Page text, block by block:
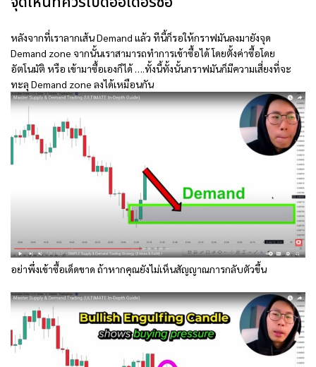
หลังจากที่เราลากเส้น Demand แล้ว ทีนี้ก็รอให้กราฟมันลงมายังจุด
Demand zone จากนั้นเราสามารถทำการเข้าซื้อได้ โดยตั้งค่าซื้อโดย
อัตโนมัติ หรือ เข้ามาซื้อเองก็ได้ ….ทั้งนี้ทั้งนั้นกราฟมันก็มีความเสี่ยงที่จะ
ทะลุ Demand zone ลงได้เหมือนกัน
อย่าพึ่งเข้าซื้อเด็ดขาด ถ้าหากคุณยังไม่เห็นสัญญาณการกลับตัวขึ้น